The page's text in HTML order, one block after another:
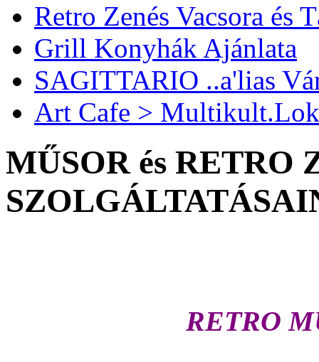
Retro Zenés Vacsora és
Grill Konyhák Ajánlata
SAGITTARIO ..a'lias
Art Cafe >
MŰSOR és RETRO
RETRO